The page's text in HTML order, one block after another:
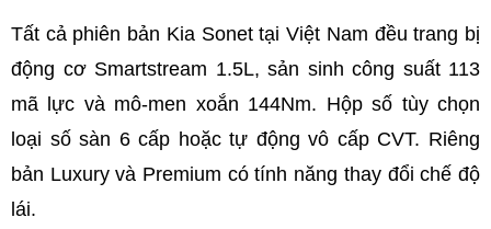
Tất cả phiên bản Kia Sonet tại Việt Nam đều trang bị
động cơ Smartstream 1.5L, sản sinh công suất 113
mã lực và mô-men xoắn 144Nm. Hộp số tùy chọn
loại số sàn 6 cấp hoặc tự động vô cấp CVT. Riêng
bản Luxury và Premium có tính năng thay đổi chế độ
lái.